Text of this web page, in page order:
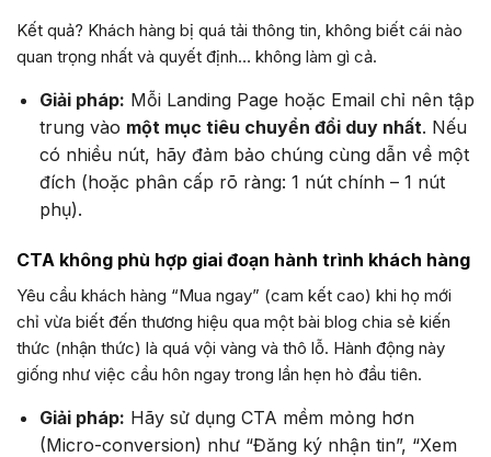
Kết quả? Khách hàng bị quá tải thông tin, không biết cái nào
quan trọng nhất và quyết định… không làm gì cả.
Giải pháp: Mỗi Landing Page hoặc Email chỉ nên tập
trung vào một mục tiêu chuyển đổi duy nhất. Nếu
có nhiều nút, hãy đảm bảo chúng cùng dẫn về một
đích (hoặc phân cấp rõ ràng: 1 nút chính – 1 nút
phụ).
CTA không phù hợp giai đoạn hành trình khách hàng
Yêu cầu khách hàng “Mua ngay” (cam kết cao) khi họ mới
chỉ vừa biết đến thương hiệu qua một bài blog chia sẻ kiến
thức (nhận thức) là quá vội vàng và thô lỗ. Hành động này
giống như việc cầu hôn ngay trong lần hẹn hò đầu tiên.
Giải pháp: Hãy sử dụng CTA mềm mỏng hơn
(Micro-conversion) như “Đăng ký nhận tin”, “Xem